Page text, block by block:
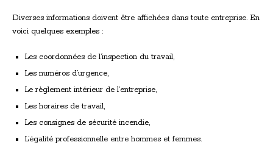
Diverses informations doivent être affichées dans toute entreprise. En
voici quelques exemples :
Les coordonnées de l’inspection du travail,
Les numéros d’urgence,
Le règlement intérieur de l’entreprise,
Les horaires de travail,
Les consignes de sécurité incendie,
L’égalité professionnelle entre hommes et femmes.